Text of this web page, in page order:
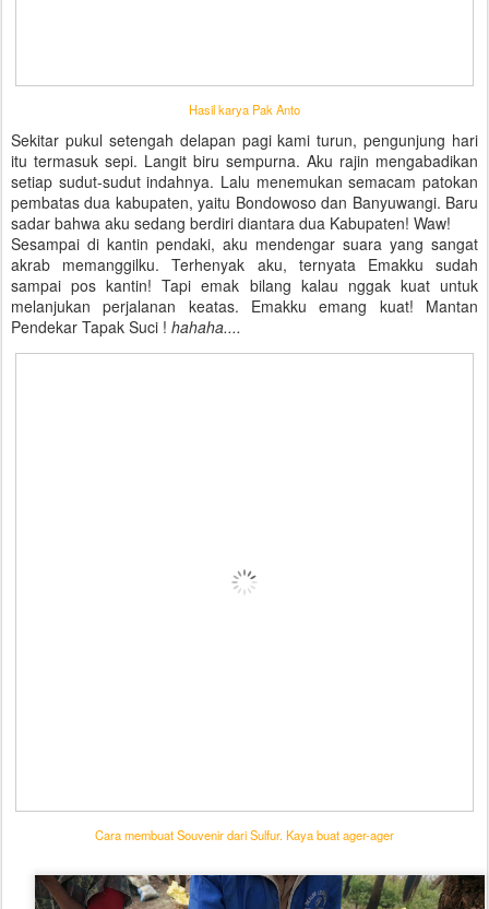
Hasil karya Pak Anto
Sekitar pukul setengah delapan pagi kami turun, pengunjung hari
itu termasuk sepi. Langit biru sempurna. Aku rajin mengabadikan
setiap sudut-sudut indahnya. Lalu menemukan semacam patokan
pembatas dua kabupaten, yaitu Bondowoso dan Banyuwangi. Baru
sadar bahwa aku sedang berdiri diantara dua Kabupaten! Waw!
Sesampai di kantin pendaki, aku mendengar suara yang sangat
akrab memanggilku. Terhenyak aku, ternyata Emakku sudah
sampai pos kantin! Tapi emak bilang kalau nggak kuat untuk
melanjukan perjalanan keatas. Emakku emang kuat! Mantan
Pendekar Tapak Suci ! hahaha....
Cara membuat Souvenir dari Sulfur. Kaya buat ager-ager